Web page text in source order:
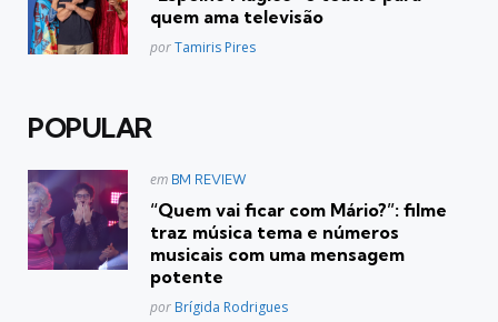
quem ama televisão
Posted
porTamiris Pires
POPULAR
Postado
em BM REVIEW
“Quem vai ficar com Mário?”: filme
traz música tema e números
musicais com uma mensagem
potente
Posted
por Brígida Rodrigues